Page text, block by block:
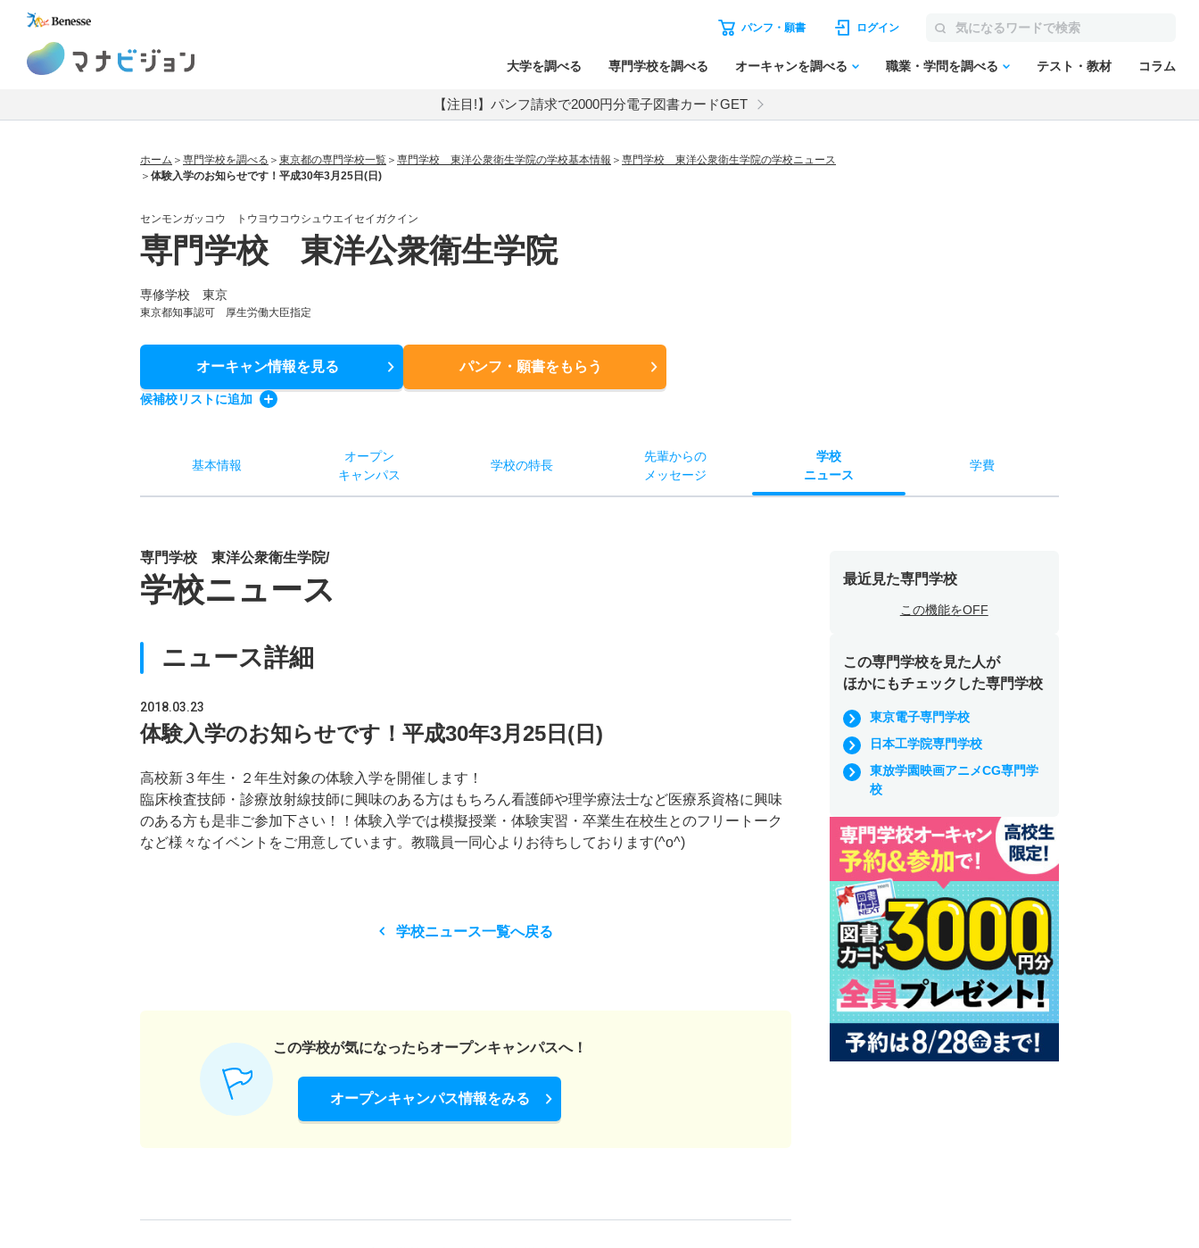
パンフ・願書 ログイン
大学を調べる 専門学校を調べる オーキャンを調べる 職業・学問を調べる テスト・教材 コラム
【注目!】パンフ請求で2000円分電子図書カードGET
ホーム 専門学校を調べる 東京都の専門学校一覧 専門学校 東洋公衆衛生学院の学校基本情報
専門学校 東洋公衆衛生学院の学校ニュース
体験入学のお知らせです！平成30年3月25日(日)
センモンガッコウ トウヨウコウシュウエイセイガクイン
専門学校 東洋公衆衛生学院
専修学校 東京
東京都知事認可 厚生労働大臣指定
オーキャン情報を見る パンフ・願書をもらう
候補校リストに追加
基本情報
オープン
キャンパス
学校の特長
先輩からの
メッセージ
学校
ニュース
学費
専門学校 東洋公衆衛生学院/
学校ニュース
ニュース詳細
2018.03.23
体験入学のお知らせです！平成30年3月25日(日)
高校新３年生・２年生対象の体験入学を開催します！
臨床検査技師・診療放射線技師に興味のある方はもちろん看護師や理学療法士など医療系資格に興味
のある方も是非ご参加下さい！！体験入学では模擬授業・体験実習・卒業生在校生とのフリートーク
など様々なイベントをご用意しています。教職員一同心よりお待ちしております(^o^)
学校ニュース一覧へ戻る
この学校が気になったらオープンキャンパスへ！
オープンキャンパス情報をみる
最近見た専門学校
この機能をOFF
この専門学校を見た人が
ほかにもチェックした専門学校
東京電子専門学校
日本工学院専門学校
東放学園映画アニメCG専門学
校